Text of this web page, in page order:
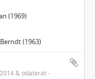
(1969)
(1963)
& odaterat